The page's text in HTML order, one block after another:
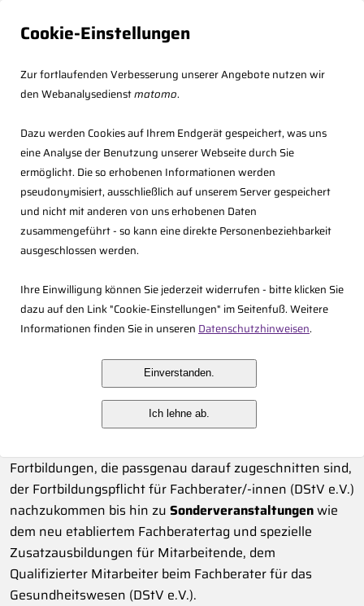
Cookie-Einstellungen
Zur fortlaufenden Verbesserung unserer Angebote nutzen wir
den Webanalysedienstmatomo.
Dazu werden Cookies auf Ihrem Endgerät gespeichert, was uns
eine Analyse der Benutzung unserer Webseite durch Sie
ermöglicht. Die so erhobenen Informationen werden
pseudonymisiert, ausschließlich auf unserem Server gespeichert
und nicht mit anderen von uns erhobenen Daten
zusammengeführt - so kann eine direkte Personenbeziehbarkeit
ausgeschlossen werden.
Ihre Einwilligung können Sie jederzeit widerrufen - bitte klicken Sie
dazu auf den Link "Cookie-Einstellungen" im Seitenfuß. Weitere
Informationen finden Sie in unseren Datenschutzhinweisen.
Einverstanden.
Ich lehne ab.
Veranstaltungsübersicht
Als Fachinstitut des Deutschen Steuerberaterverbands
Deutsche Steuerberaterinstitut e.V.
und Fortbildungen rund um das Thema Fachberater/-in
Das Angebot reicht vonLehrgängenzu sieben
Fortbildungen, die passgenau darauf zugeschnitten sind,
der Fortbildungspflicht für Fachberater/-innen (DStV e.V.)
nachzukommen bis hin zu Sonderveranstaltungenwie
dem neu etabliertem Fachberatertag und spezielle
Zusatzausbildungen für Mitarbeitende, dem
Qualifizierter Mitarbeiter beim Fachberater für das
Gesundheitswesen (DStV e.V.).